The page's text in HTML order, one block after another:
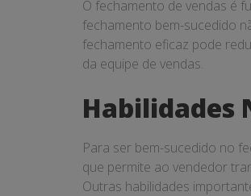
O fechamento de vendas é
fechamento bem-sucedido
fechamento eficaz pode
da equipe de vendas.
Habilidades
Para ser bem-sucedido no
que permite ao vendedor
Outras habilidades